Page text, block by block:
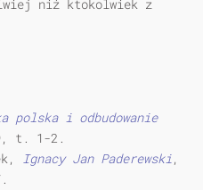
niż ktokolwiek z
polska i odbudowanie
t. 1-2.
Ignacy Jan Paderewski,